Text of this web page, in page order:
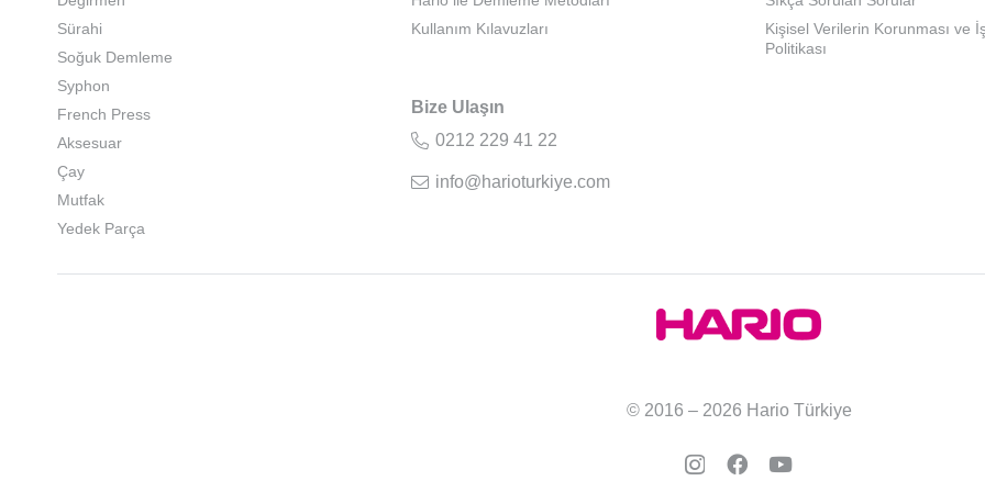
Sürahi
Soğuk Demleme
Syphon
French Press
Aksesuar
Çay
Mutfak
Yedek Parça
Kullanım Kılavuzları
Bize Ulaşın
0212 229 41 22
info@harioturkiye.com
Kişisel Verilerin Korunması ve
Politikası
© 2016 – 2026 Hario Türkiye